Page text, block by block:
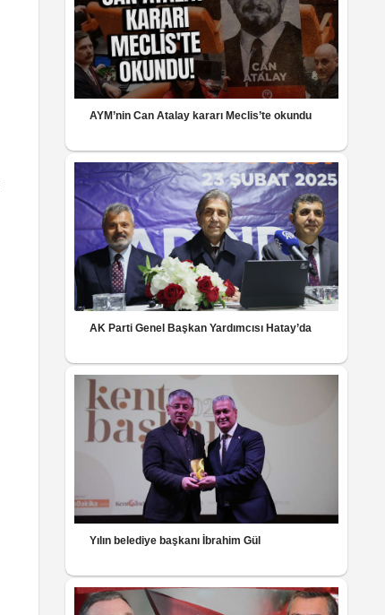
AYM’nin Can Atalay kararı Meclis’te okundu
AK Parti Genel Başkan Yardımcısı Hatay’da
Yılın belediye başkanı İbrahim Gül